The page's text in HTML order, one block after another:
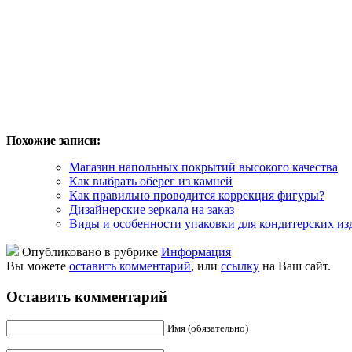
Похожие записи:
Магазин напольных покрытий высокого качества
Как выбрать оберег из камней
Как правильно проводится коррекция фигуры?
Дизайнерские зеркала на заказ
Виды и особенности упаковки для кондитерских
Опубликовано в рубрике Информация
Вы можете оставить комментарий, или ссылку на Ваш сайт.
Оставить комментарий
Имя (обязательно)